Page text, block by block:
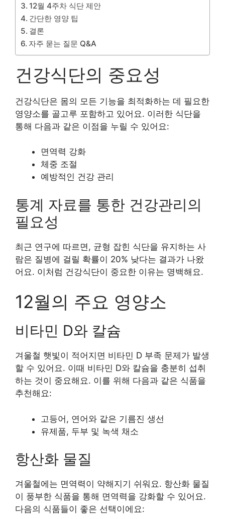
12월 4주차 식단 제안
간단한 영양 팁
결론
자주 묻는 질문 Q&A
건강식단의 중요성
건강식단은 몸의 모든 기능을 최적화하는 데 필요한
영양소를 골고루 포함하고 있어요. 이러한 식단을
통해 다음과 같은 이점을 누릴 수 있어요:
면역력 강화
체중 조절
예방적인 건강 관리
통계 자료를 통한 건강관리의
필요성
최근 연구에 따르면, 균형 잡힌 식단을 유지하는 사
람은 질병에 걸릴 확률이 20% 낮다는 결과가 나왔
어요. 이처럼 건강식단이 중요한 이유는 명백해요.
12월의 주요 영양소
비타민 D와 칼슘
겨울철 햇빛이 적어지면 비타민 D 부족 문제가 발생
할 수 있어요. 이때 비타민 D와 칼슘을 충분히 섭취
하는 것이 중요해요. 이를 위해 다음과 같은 식품을
추천해요:
고등어, 연어와 같은 기름진 생선
유제품, 두부 및 녹색 채소
항산화 물질
겨울철에는 면역력이 약해지기 쉬워요. 항산화 물질
이 풍부한 식품을 통해 면역력을 강화할 수 있어요.
다음의 식품들이 좋은 선택이에요: